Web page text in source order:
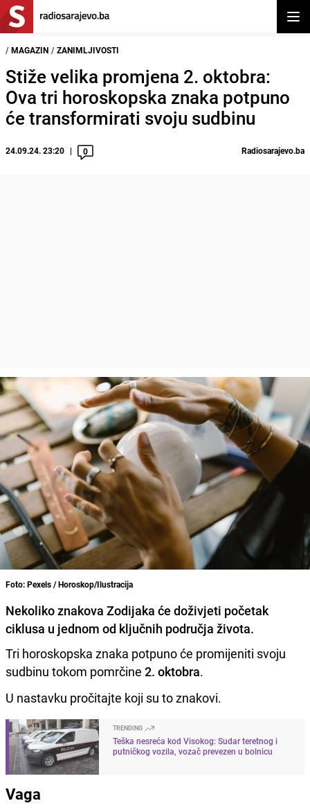
/ MAGAZIN / ZANIMLJIVOSTI
Stiže velika promjena 2. oktobra:
Ova tri horoskopska znaka potpuno
će transformirati svoju sudbinu
24.09.24. 23:20 0 Radiosarajevo.ba
Foto: Pexels / Horoskop/Ilustracija
Nekoliko znakova Zodijaka će doživjeti početak
ciklusa u jednom od ključnih područja života.
Tri horoskopska znaka potpuno će promijeniti svoju
sudbinu tokom pomrčine 2. oktobra.
U nastavku pročitajte koji su to znakovi.
TRENDING
Teška nesreća kod Visokog: Sudar teretnog i
putničkog vozila, vozač prevezen u bolnicu
Vaga